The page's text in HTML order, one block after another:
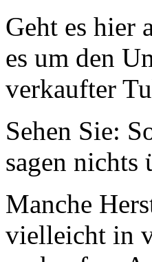
Geht es hier
es um den
verkaufter
Sehen Sie:
sagen nichts
Manche
vielleicht in